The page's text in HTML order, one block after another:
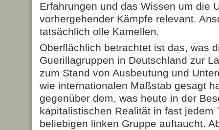
Erfahrungen und das Wissen um die
vorhergehender Kämpfe relevant.
tatsächlich olle Kamellen.
Oberflächlich betrachtet ist das, was
Guerillagruppen in Deutschland zur
zum Stand von Ausbeutung und
wie internationalen Maßstab gesagt
gegenüber dem, was heute in der
kapitalistischen Realität in fast jedem
beliebigen linken Gruppe auftaucht.